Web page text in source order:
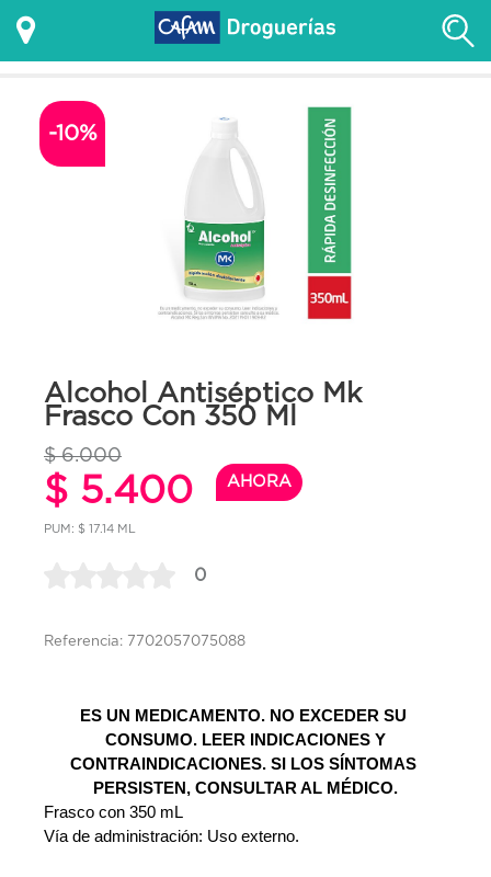
-10%
Alcohol Antiséptico Mk
Frasco Con 350 Ml
$ 6.000
$ 5.400 AHORA
PUM: $ 17.14 ML
0
Referencia: 7702057075088
ES UN MEDICAMENTO. NO EXCEDER SU
CONSUMO. LEER INDICACIONES Y
CONTRAINDICACIONES. SI LOS SÍNTOMAS
PERSISTEN, CONSULTAR AL MÉDICO.
Frasco con 350 mL
Vía de administración: Uso externo.